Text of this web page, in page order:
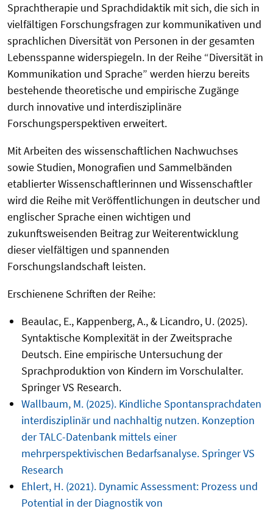
Sprachtherapie und Sprachdidaktik mit sich, die sich in
vielfältigen Forschungsfragen zur kommunikativen und
sprachlichen Diversität von Personen in der gesamten
Lebensspanne widerspiegeln. In der Reihe “Diversität in
Kommunikation und Sprache” werden hierzu bereits
bestehende theoretische und empirische Zugänge
durch innovative und interdisziplinäre
Forschungsperspektiven erweitert.
Mit Arbeiten des wissenschaftlichen Nachwuchses
sowie Studien, Monografien und Sammelbänden
etablierter Wissenschaftlerinnen und Wissenschaftler
wird die Reihe mit Veröffentlichungen in deutscher und
englischer Sprache einen wichtigen und
zukunftsweisenden Beitrag zur Weiterentwicklung
dieser vielfältigen und spannenden
Forschungslandschaft leisten.
Erschienene Schriften der Reihe:
Beaulac, E., Kappenberg, A., & Licandro, U. (2025).
Syntaktische Komplexität in der Zweitsprache
Deutsch. Eine empirische Untersuchung der
Sprachproduktion von Kindern im Vorschulalter.
Springer VS Research.
Wallbaum, M. (2025). Kindliche Spontansprachdaten
interdisziplinär und nachhaltig nutzen. Konzeption
der TALC-Datenbank mittels einer
mehrperspektivischen Bedarfsanalyse. Springer VS
Research
Ehlert, H. (2021). Dynamic Assessment: Prozess und
Potential in der Diagnostik von